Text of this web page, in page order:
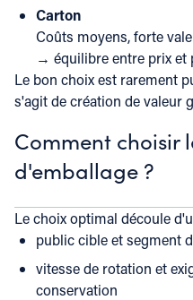
Carton
Coûts moyens, forte
→ équilibre entre prix et
Le bon choix est rarement
s'agit de création de valeur
Comment choisir
d'emballage ?
Le choix optimal découle
public cible et segment
vitesse de rotation et
conservation